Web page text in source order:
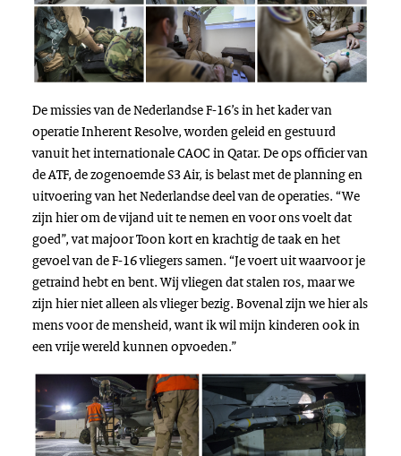
De missies van de Nederlandse F-16’s in het kader van
operatie Inherent Resolve, worden geleid en gestuurd
vanuit het internationale CAOC in Qatar. De ops officier van
de ATF, de zogenoemde S3 Air, is belast met de planning en
uitvoering van het Nederlandse deel van de operaties. “We
zijn hier om de vijand uit te nemen en voor ons voelt dat
goed”, vat majoor Toon kort en krachtig de taak en het
gevoel van de F-16 vliegers samen. “Je voert uit waarvoor je
getraind hebt en bent. Wij vliegen dat stalen ros, maar we
zijn hier niet alleen als vlieger bezig. Bovenal zijn we hier als
mens voor de mensheid, want ik wil mijn kinderen ook in
een vrije wereld kunnen opvoeden.”